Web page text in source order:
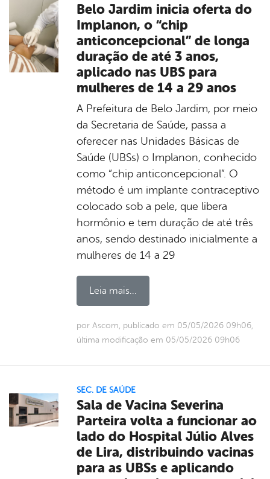
Belo Jardim inicia oferta do
Implanon, o “chip
anticoncepcional” de longa
duração de até 3 anos,
aplicado nas UBS para
mulheres de 14 a 29 anos
A Prefeitura de Belo Jardim, por meio
da Secretaria de Saúde, passa a
oferecer nas Unidades Básicas de
Saúde (UBSs) o Implanon, conhecido
como “chip anticoncepcional”. O
método é um implante contraceptivo
colocado sob a pele, que libera
hormônio e tem duração de até três
anos, sendo destinado inicialmente a
mulheres de 14 a 29
Leia mais...
por Ascom, publicado em 05/05/2026 09h06,
última modificação em 05/05/2026 09h06
SEC. DE SAÚDE
Sala de Vacina Severina
Parteira volta a funcionar ao
lado do Hospital Júlio Alves
de Lira, distribuindo vacinas
para as UBSs e aplicando